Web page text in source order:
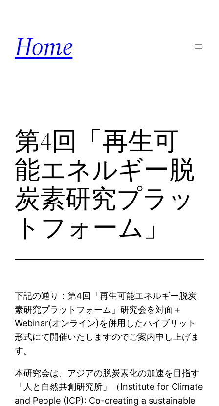
content
Home
第4回「再生可
能エネルギー脱
炭素研究プラッ
トフォーム」
下記の通り：第4回「再生可能エネルギー脱炭
素研究プラットフォーム」研究会を対面＋
Webinar(オンライン)を併用したハイブリット
形式にて開催いたしますのでご案内申し上げま
す。
本研究会は、アジアの脱炭素化の加速を目指す
「人と自然共創研究所」（Institute for Climate
and People (ICP): Co-creating a sustainable